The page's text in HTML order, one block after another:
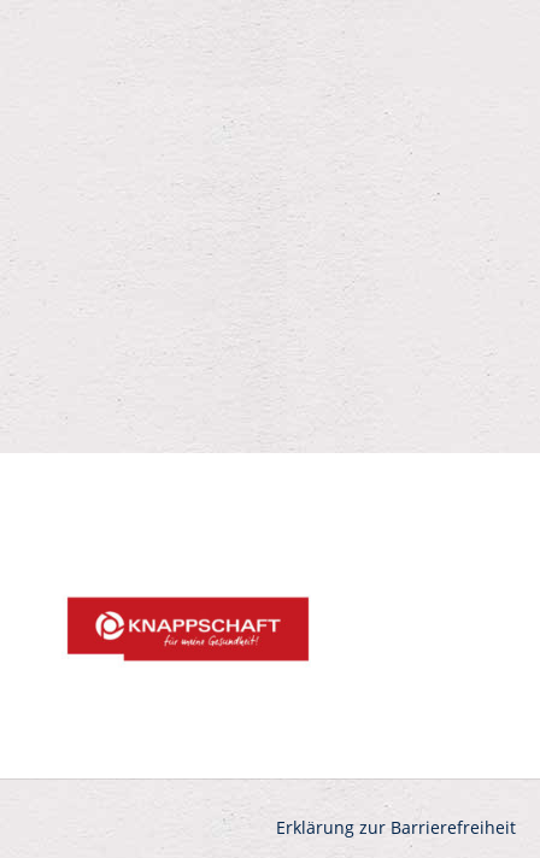
Erklärung zur Barrierefreiheit